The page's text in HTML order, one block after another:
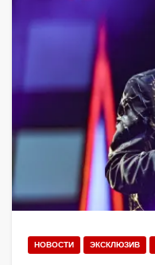
НОВОСТИ ЭКСКЛЮЗИВ